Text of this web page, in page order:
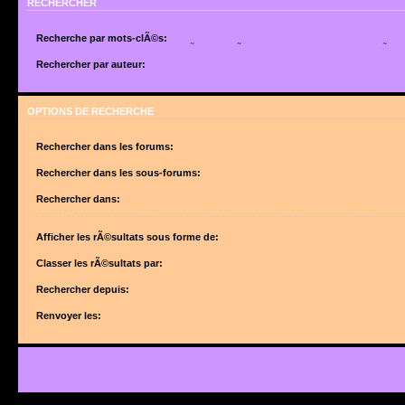
RECHERCHER
Recherche par mots-clÃ©s:
suite de mots sÃ©parÃ©s par des
Utilisez un * comme joker pour des recherches partielles.
Rechercher par auteur:
OPTIONS DE RECHERCHE
Rechercher dans les forums:
forums sont automatiquement inclus si vous ne dÃ©sactivez pas lâ€™option ci-
Rechercher dans les sous-forums:
Rechercher dans:
Afficher les rÃ©sultats sous forme de:
Classer les rÃ©sultats par:
Rechercher depuis:
Renvoyer les: